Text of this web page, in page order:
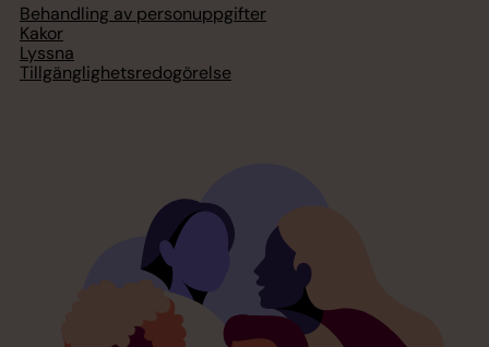
Behandling av personuppgifter
Kakor
Lyssna
Tillgänglighetsredogörelse